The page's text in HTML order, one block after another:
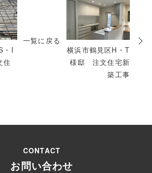
・I
一覧に戻る
次
の
投
稿
横浜市鶴見区H・T
様邸 注文住宅新
築工事
CONTACT
お問い合わせ